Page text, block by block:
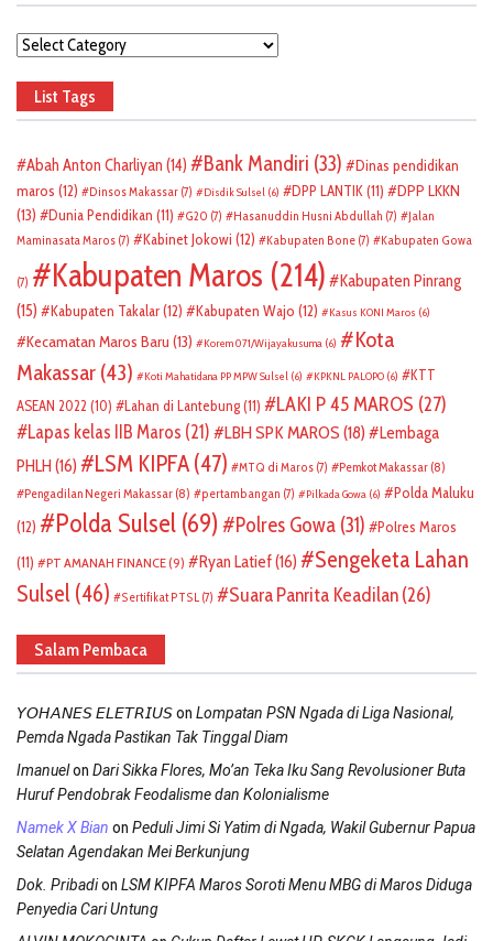
Categories
List Tags
Abah Anton Charliyan (14) Bank Mandiri (33)
Dinas pendidikan
maros (12) Dinsos Makassar (7) Disdik Sulsel (6) DPP LANTIK(11)
DPP LKKN
(13)
Dunia Pendidikan (11) G20 (7) Hasanuddin Husni Abdullah (7)
Jalan
Maminasata Maros (7) Kabinet Jokowi (12) Kabupaten Bone (7) Kabupaten Gowa
(7) Kabupaten Maros (214)
Kabupaten Pinrang
(15)
Kabupaten Takalar(12) Kabupaten Wajo (12) Kasus KONI Maros (6)
Kecamatan Maros Baru (13) Korem 071/Wijayakusuma (6)
Kota
Makassar (43) Koti Mahatidana PP MPW Sulsel (6) KPKNL PALOPO (6)
KTT
ASEAN 2022 (10) Lahan di Lantebung(11) LAKI P 45 MAROS (27)
Lapas kelas IIB Maros (21) LBH SPK MAROS (18)
Lembaga
PHLH (16) LSM KIPFA (47) MTQ di Maros (7) Pemkot Makassar (8)
Pengadilan Negeri Makassar (8) pertambangan (7) Pilkada Gowa (6)
Polda Maluku
(12)
Polda Sulsel (69) Polres Gowa (31)
Polres Maros
(11)
PT AMANAH FINANCE(9) Ryan Latief(16)
Sengeketa Lahan
Sulsel (46) Sertifikat PTSL (7) Suara Panrita Keadilan(26)
Salam Pembaca
𝘠𝘖𝘏𝘈𝘕𝘌𝘚 𝘌𝘓𝘌𝘛𝘙𝘐𝘜𝘚on Lompatan PSN Ngada di Liga Nasional,
Pemda Ngada Pastikan Tak Tinggal Diam
Imanuelon Dari Sikka Flores, Mo’an Teka Iku Sang Revolusioner Buta
Huruf Pendobrak Feodalisme dan Kolonialisme
Namek X Bian on Peduli Jimi Si Yatim di Ngada, Wakil Gubernur Papua
Selatan Agendakan Mei Berkunjung
Dok. Pribadion LSM KIPFA Maros Soroti Menu MBG di Maros Diduga
Penyedia Cari Untung